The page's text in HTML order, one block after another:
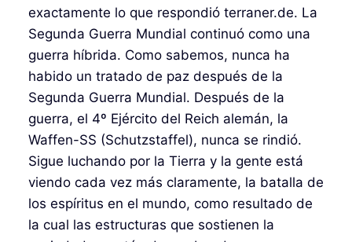
exactamente lo que respondió terraner.de. La
Segunda Guerra Mundial continuó como una
guerra híbrida. Como sabemos, nunca ha
habido un tratado de paz después de la
Segunda Guerra Mundial. Después de la
guerra, el 4º Ejército del Reich alemán, la
Waffen-SS (Schutzstaffel), nunca se rindió.
Sigue luchando por la Tierra y la gente está
viendo cada vez más claramente, la batalla de
los espíritus en el mundo, como resultado de
la cual las estructuras que sostienen la